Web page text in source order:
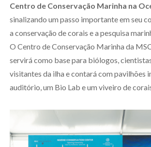
Centro de Conservação Marinha na
sinalizando um passo importante em seu
a conservação de corais e a pesquisa
O Centro de Conservação Marinha da
servirá como base para biólogos,
visitantes da ilha e contará com pavilhões
auditório, um Bio Lab e um viveiro de